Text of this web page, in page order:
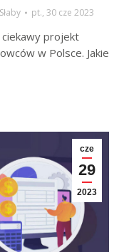
pt., 30 cze 2023
ciekawy projekt
w Polsce. Jakie
cze
29
2023